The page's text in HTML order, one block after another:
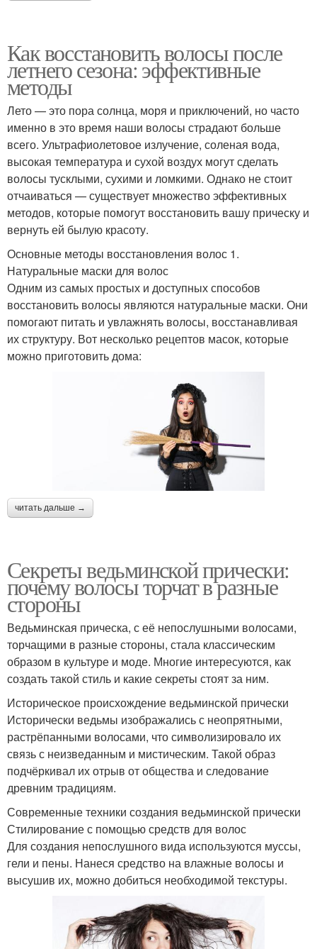
Как восстановить волосы после
летнего сезона: эффективные
методы
Лето — это пора солнца, моря и приключений, но часто
именно в это время наши волосы страдают больше
всего. Ультрафиолетовое излучение, соленая вода,
высокая температура и сухой воздух могут сделать
волосы тусклыми, сухими и ломкими. Однако не стоит
отчаиваться — существует множество эффективных
методов, которые помогут восстановить вашу прическу и
вернуть ей былую красоту.
Основные методы восстановления волос 1.
Натуральные маски для волос
Одним из самых простых и доступных способов
восстановить волосы являются натуральные маски. Они
помогают питать и увлажнять волосы, восстанавливая
их структуру. Вот несколько рецептов масок, которые
можно приготовить дома:
читать дальше →
Секреты ведьминской прически:
почему волосы торчат в разные
стороны
Ведьминская прическа, с её непослушными волосами,
торчащими в разные стороны, стала классическим
образом в культуре и моде. Многие интересуются, как
создать такой стиль и какие секреты стоят за ним.
Историческое происхождение ведьминской прически
Исторически ведьмы изображались с неопрятными,
растрёпанными волосами, что символизировало их
связь с неизведанным и мистическим. Такой образ
подчёркивал их отрыв от общества и следование
древним традициям.
Современные техники создания ведьминской прически
Стилирование с помощью средств для волос
Для создания непослушного вида используются муссы,
гели и пены. Нанеся средство на влажные волосы и
высушив их, можно добиться необходимой текстуры.